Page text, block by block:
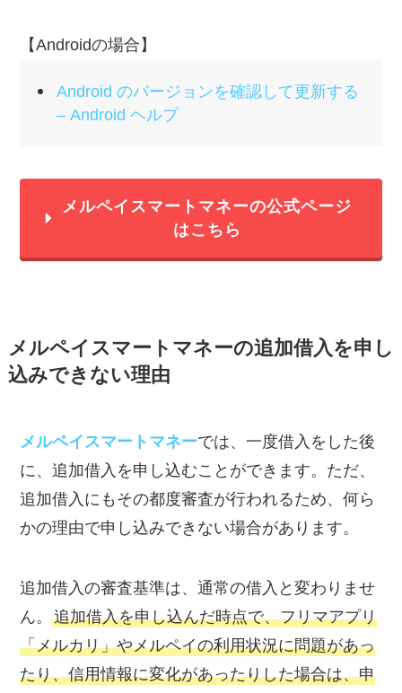
【Androidの場合】
Android のバージョンを確認して更新する
– Android ヘルプ
メルペイスマートマネーの公式ページ
はこちら
メルペイスマートマネーの追加借入を申し
込みできない理由
メルペイスマートマネーでは、一度借入をした後
に、追加借入を申し込むことができます。ただ、
追加借入にもその都度審査が行われるため、何ら
かの理由で申し込みできない場合があります。
追加借入の審査基準は、通常の借入と変わりませ
ん。追加借入を申し込んだ時点で、フリマアプリ
「メルカリ」やメルペイの利用状況に問題があっ
たり、信用情報に変化があったりした場合は、申